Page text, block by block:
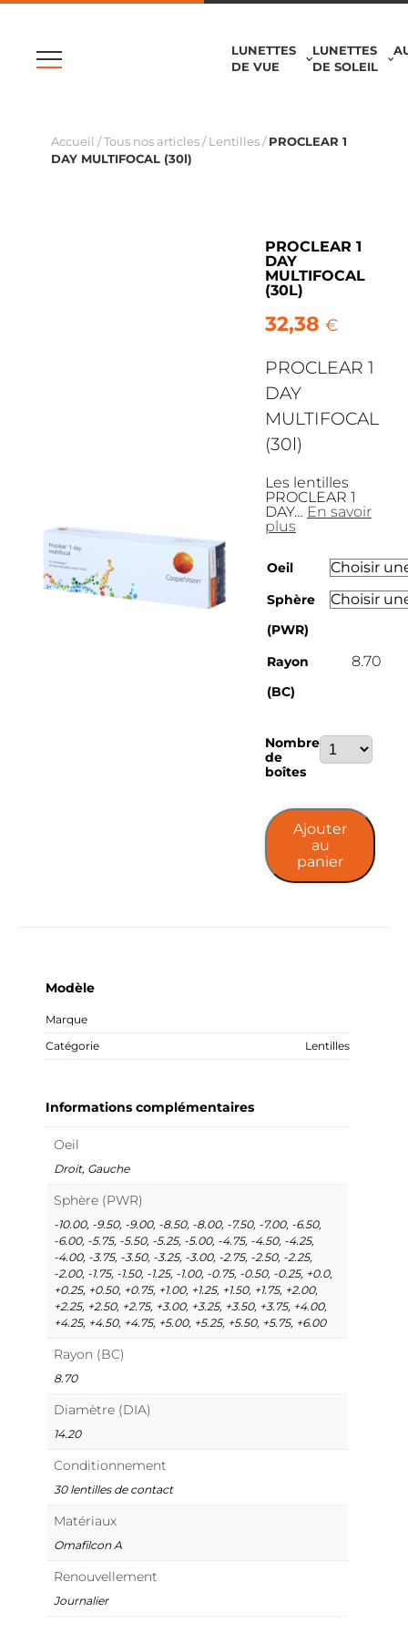
LUNETTES
DE VUE
LUNETTES
DE SOLEIL
Accueil /Tous nos articles / Lentilles / PROCLEAR 1
DAY MULTIFOCAL (30l)
PROCLEAR 1
DAY
MULTIFOCAL
(30L)
32,38 €
PROCLEAR 1
DAY
MULTIFOCAL
(30l)
Les lentilles
PROCLEAR 1
DAY… En savoir
plus
Oeil
Sphère
(PWR)
Rayon
(BC)
8.70
Nombre
de
boîtes
quantité
de
(30l)
Ajouter
au
panier
Modèle
Marque
Catégorie
Lentilles
Informations complémentaires
Oeil
Droit, Gauche
Sphère (PWR)
-10.00, -9.50, -9.00, -8.50, -8.00, -7.50, -7.00, -6.50,
-6.00, -5.75, -5.50, -5.25, -5.00, -4.75, -4.50, -4.25,
-4.00, -3.75, -3.50, -3.25, -3.00, -2.75, -2.50, -2.25,
-2.00, -1.75, -1.50, -1.25, -1.00, -0.75, -0.50, -0.25, +0.0,
+0.25, +0.50, +0.75, +1.00, +1.25, +1.50, +1.75, +2.00,
+2.25, +2.50, +2.75, +3.00, +3.25, +3.50, +3.75, +4.00,
+4.25, +4.50, +4.75, +5.00, +5.25, +5.50, +5.75, +6.00
Rayon (BC)
8.70
Diamètre (DIA)
14.20
Conditionnement
30 lentilles de contact
Matériaux
Omafilcon A
Renouvellement
Journalier